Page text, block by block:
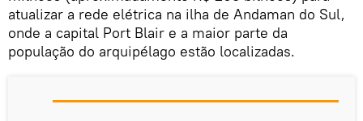
atualizar a rede elétrica na ilha de Andaman do Sul,
onde a capital Port Blair e a maior parte da
população do arquipélago estão localizadas.